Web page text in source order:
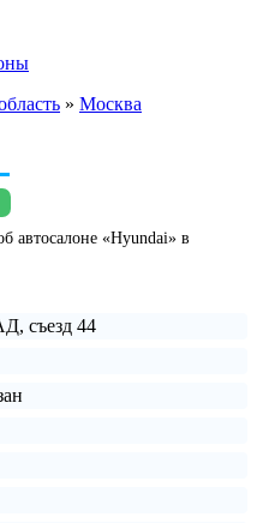
» Москва
автосалоне «Hyundai» в
съезд 44